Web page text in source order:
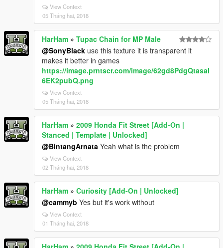
View Context
05 Tháng hai, 2018
HarHam » Tupac Chain for MP Male
@SonyBlack use this texture it is transparent it
makes it better in games
https://image.prntscr.com/image/62gd8PdgQtasaI
6EK2pubQ.png
View Context
05 Tháng hai, 2018
HarHam » 2009 Honda Fit Street [Add-On |
Stanced | Template | Unlocked]
@BintangArnata Yeah what is the problem
View Context
02 Tháng hai, 2018
HarHam » Curiosity [Add-On | Unlocked]
@cammyb Yes but it's work without
View Context
01 Tháng hai, 2018